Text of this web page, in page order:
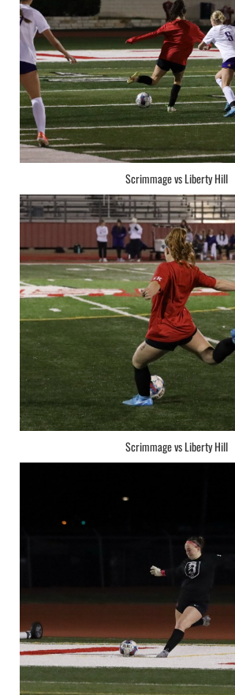
Scrimmage vs Liberty Hill
Scrimmage vs Liberty Hill